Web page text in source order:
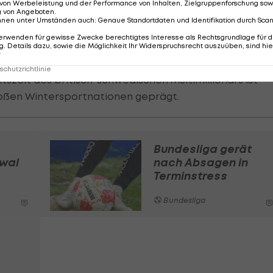
mehrere IOC-Regeln geändert werden, um ihm
von acht neuen IOC-Mitgliedern gewählt. Schon da
Ski- und Snowboardverbandes
des britisch-schwedischen Multimillionärs ist
Wintersportnationen geprägt.
Bundesliga gerät
nach Absagen in
Terminstress
Bundesliga
Werbeleistung und der Performance von Inhalten, Zielgruppenforschung
von Angeboten.
unter Umständen auch: Genaue Standortdaten und Identifikation durch
für gewisse Zwecke berechtigtes Interesse als Rechtsgrundlage für
Details dazu, sowie die Möglichkeit Ihr Widerspruchsrecht auszuüben, sind